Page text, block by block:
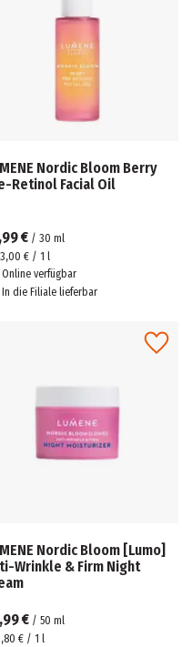
Nordic Bloom Berry
Retinol Facial Oil
€ / 30 ml
€ / 1 l
Online verfügbar
In die Filiale lieferbar
Nordic Bloom [Lumo]
Wrinkle & Firm Night
€ / 50 ml
€ / 1 l